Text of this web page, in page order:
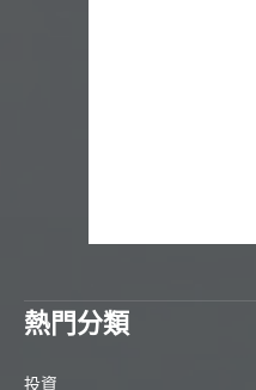
熱門分類
投資